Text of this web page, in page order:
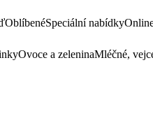
OblíbenéSpeciální nabídky
Ovoce a zeleninaMléčné,